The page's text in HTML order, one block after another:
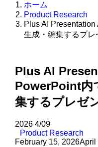
ホーム
Product Research
Plus AI
生成・編集するプ
Plus AI
PowerPoint内
集するプレゼ
2026 4/09
Product Research
February 15, 2026April